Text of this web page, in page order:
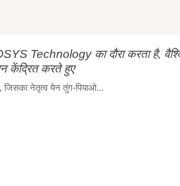
Technology का दौरा करता है,
केंद्रित करते हुए
नेतृत्व येन तुंग-पियाओ...